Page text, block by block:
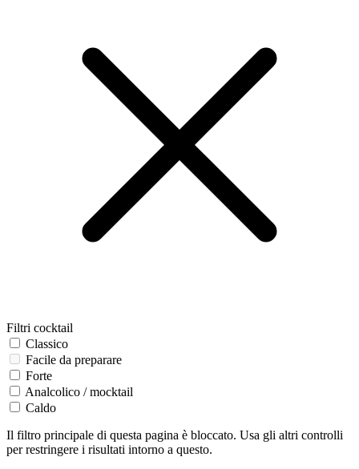
Filtri cocktail
Classico
Facile da preparare
Forte
Analcolico / mocktail
Caldo
Il filtro principale di questa pagina è bloccato. Usa gli altri controlli
per restringere i risultati intorno a questo.